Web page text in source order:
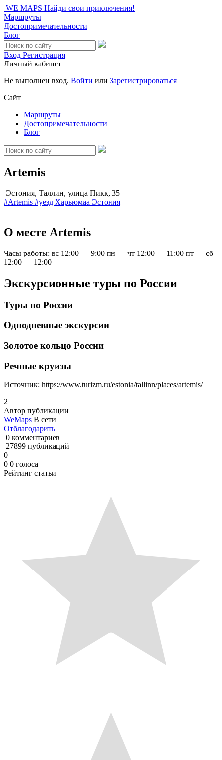
WE MAPS Найди свои приключения!
Маршруты
Достопримечательности
Блог
Вход Регистрация
Личный кабинет
Не выполнен вход. Войти или Зарегистрироваться
Сайт
Маршруты
Достопримечательности
Блог
Artemis
Эстония, Таллин, улица Пикк, 35
#Artemis #уезд Харьюмаа Эстония
О месте Artemis
Часы работы: вс 12:00 — 9:00 пн — чт 12:00 — 11:00 пт — сб
12:00 — 12:00
Экскурсионные туры по России
Туры по России
Однодневные экскурсии
Золотое кольцо России
Речные круизы
Источник: https://www.turizm.ru/estonia/tallinn/places/artemis/
2
Автор публикации
WeMaps В сети
Отблагодарить
0 комментариев
27899 публикаций
0
0 0 голоса
Рейтинг статьи